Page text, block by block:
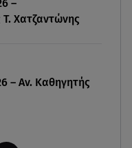
τη σχέση σου
–
Χατζαντώνης
– Αν. Καθηγητής